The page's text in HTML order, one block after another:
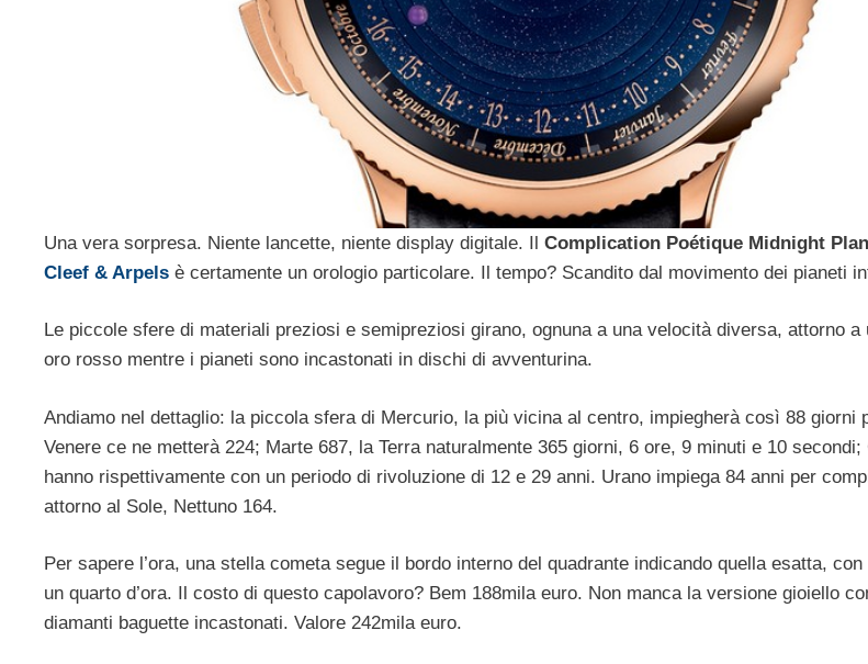
Una vera sorpresa. Niente lancette, niente display digitale. Il Complication Poétique Midnight
Cleef & Arpels è certamente un orologio particolare. Il tempo? Scandito dal movimento dei pianeti
Le piccole sfere di materiali preziosi e semipreziosi girano, ognuna a una velocità diversa, attorno a
oro rosso mentre i pianeti sono incastonati in dischi di avventurina.
Andiamo nel dettaglio: la piccola sfera di Mercurio, la più vicina al centro, impiegherà così 88 giorni
Venere ce ne metterà 224; Marte 687, la Terra naturalmente 365 giorni, 6 ore, 9 minuti e 10
hanno rispettivamente con un periodo di rivoluzione di 12 e 29 anni. Urano impiega 84 anni per
attorno al Sole, Nettuno 164.
Per sapere l’ora, una stella cometa segue il bordo interno del quadrante indicando quella esatta,
un quarto d’ora. Il costo di questo capolavoro? Bem 188mila euro. Non manca la versione gioiello
diamanti baguette incastonati. Valore 242mila euro.